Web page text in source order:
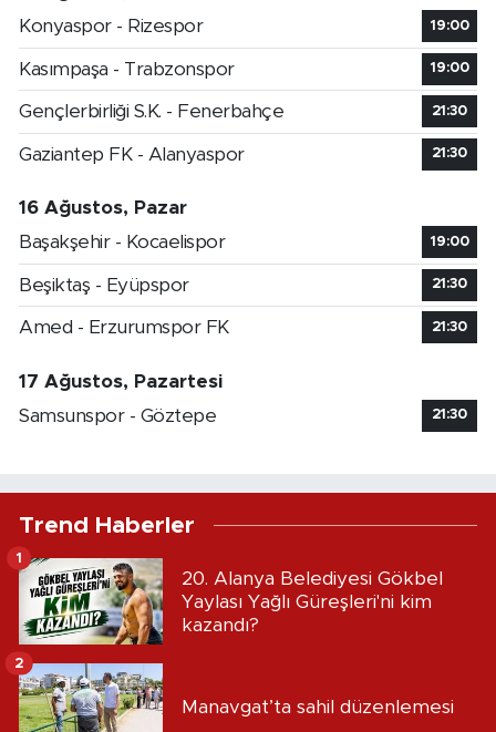
Konyaspor - Rizespor
19:00
Kasımpaşa - Trabzonspor 19:00
Gençlerbirliği S.K. - Fenerbahçe 21:30
Gaziantep FK - Alanyaspor 21:30
16 Ağustos, Pazar
Başakşehir - Kocaelispor
19:00
Beşiktaş - Eyüpspor 21:30
Amed - Erzurumspor FK 21:30
17 Ağustos, Pazartesi
Samsunspor - Göztepe
21:30
Trend Haberler
20. Alanya Belediyesi Gökbel
Yaylası Yağlı Güreşleri'ni kim
kazandı?
1
Manavgat’ta sahil düzenlemesi
2